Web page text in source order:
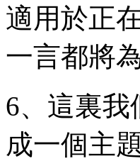
適用於正
一言都將
6、這裏
成一個主